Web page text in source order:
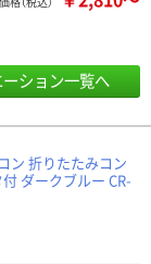
ション一覧へ
ン 折りたたみコン
ダークブルー CR-